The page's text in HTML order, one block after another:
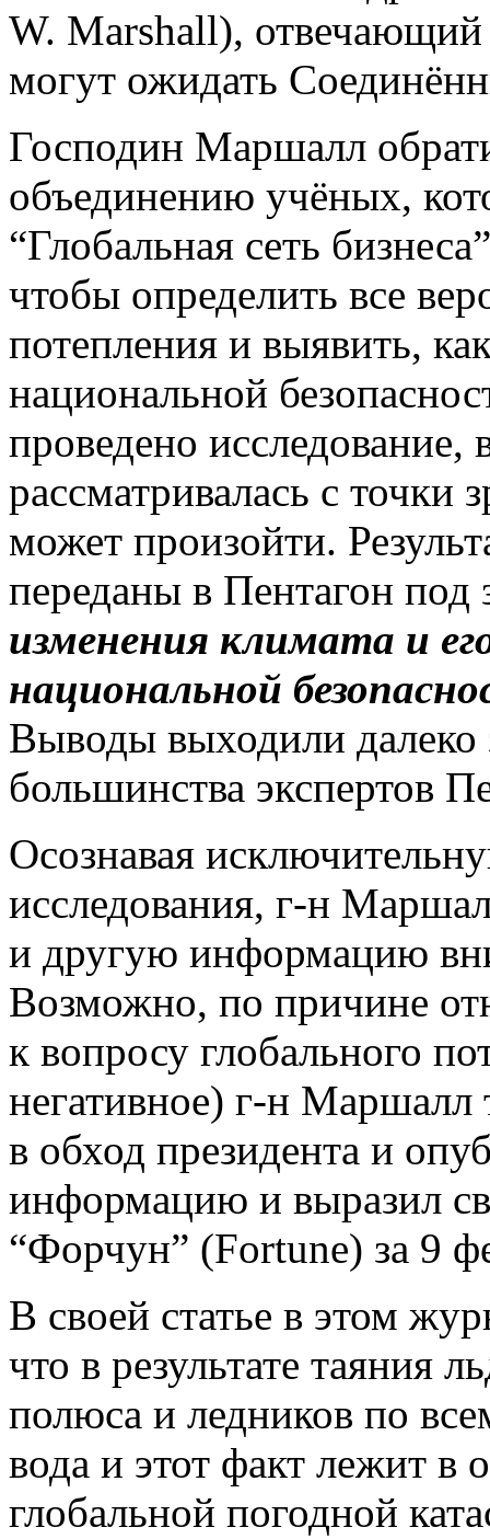
W. Marshall), отвечающий
могут ожидать
Господин Маршалл
объединению учёных,
“Глобальная сеть
чтобы определить все
потепления и выявить,
национальной
проведено исследование,
рассматривалась с точки
может произойти.
переданы в Пентагон под
изменения климата и
национальной
Выводы выходили
большинства экспертов
Осознавая
исследования, г-н
и другую информацию
Возможно, по причине
к вопросу глобального
негативное) г-н Маршалл
в обход президента и
информацию и выразил
“Форчун” (Fortune) за 9
В своей статье в этом
что в результате таяния
полюса и ледников по
вода и этот факт лежит
глобальной погодной